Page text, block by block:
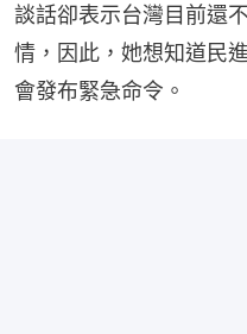
談話卻表示台灣目前還
情，因此，她想知道民
會發布緊急命令。